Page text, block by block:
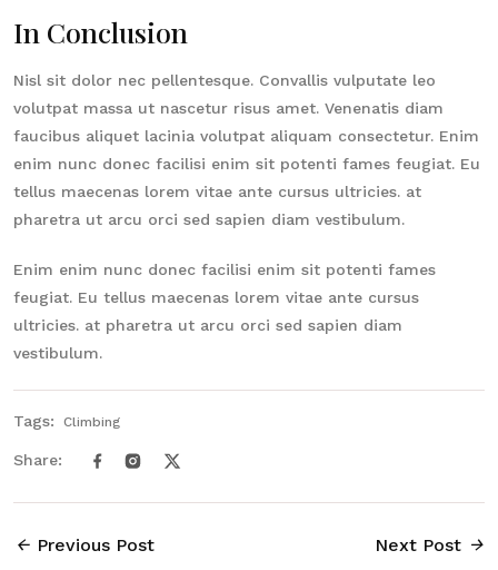
In Conclusion
Nisl sit dolor nec pellentesque. Convallis vulputate leo
volutpat massa ut nascetur risus amet. Venenatis diam
faucibus aliquet lacinia volutpat aliquam consectetur. Enim
enim nunc donec facilisi enim sit potenti fames feugiat. Eu
tellus maecenas lorem vitae ante cursus ultricies. at
pharetra ut arcu orci sed sapien diam vestibulum.
Enim enim nunc donec facilisi enim sit potenti fames
feugiat. Eu tellus maecenas lorem vitae ante cursus
ultricies. at pharetra ut arcu orci sed sapien diam
vestibulum.
Tags: Climbing
Share:
Previous Post Next Post